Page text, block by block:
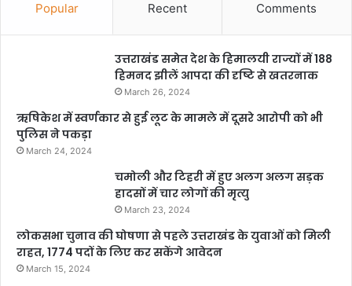
Popular Recent Comments
उत्तराखंड समेत देश के हिमालयी राज्यों में 188
हिमनद झीलें आपदा की दृष्टि से खतरनाक
March 26, 2024
ऋषिकेश में स्वर्णकार से हुई लूट के मामले में दूसरे आरोपी को भी
पुलिस ने पकड़ा
March 24, 2024
चमोली और टिहरी में हुए अलग अलग सड़क
हादसों में चार लोगों की मृत्यु
March 23, 2024
लोकसभा चुनाव की घोषणा से पहले उत्तराखंड के युवाओं को मिली
राहत, 1774 पदों के लिए कर सकेंगे आवेदन
March 15, 2024